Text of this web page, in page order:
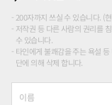
200자까지 쓰실 수 있습니다. (
저작권 등 다른 사람의 권리를
수 있습니다.
타인에게 불쾌감을 주는 욕설
단에 의해 삭제 합니다.